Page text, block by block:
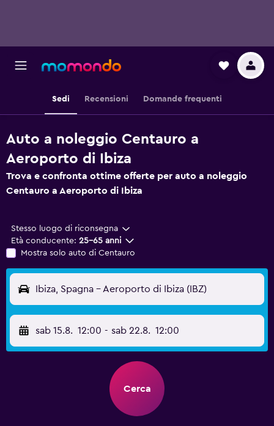
Sedi Recensioni Domande frequenti
Auto a noleggio Centauro a
Aeroporto di Ibiza
Trova e confronta ottime offerte per auto a noleggio
Centauro a Aeroporto di Ibiza
Stesso luogo di riconsegna
Età conducente: 25-65 anni
Mostra solo auto di Centauro
Ibiza, Spagna - Aeroporto di Ibiza (IBZ)
sab 15.8. 12:00 - sab 22.8. 12:00
Cerca